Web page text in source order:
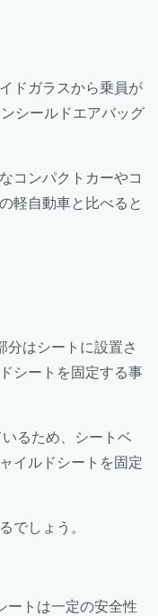
ドガラスから乗員が
シールドエアバッグ
コンパクトカーやコ
軽自動車と比べると
分はシートに設置さ
シートを固定する事
るため、シートベ
イルドシートを固定
でしょう。
ートは一定の安全性